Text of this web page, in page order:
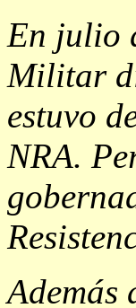
En julio
Militar
estuvo
NRA.
Además